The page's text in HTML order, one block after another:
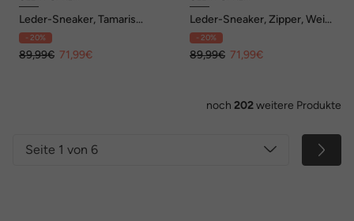
Leder-Sneaker, Tamaris
Comfort, Wechselfußbett,
Wide Fit
- 20%
89,99€ 71,99€
Leder-Sneaker, Zipper, Weite
G- 20%
89,99€ 71,99€
noch 202weitere Produkte
Seite 1 von 6